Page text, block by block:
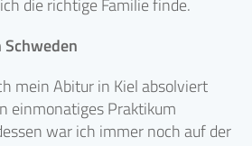
die richtige Familie finde.
mein Abitur in Kiel absolviert
einmonatiges Praktikum
war ich immer noch auf der